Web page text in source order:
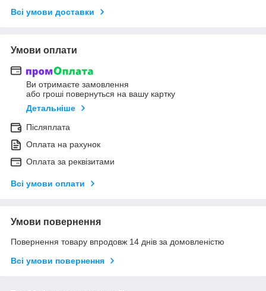
Всі умови доставки
Умови оплати
Ви отримаєте замовлення
або гроші повернуться на вашу картку
Детальніше
Післяплата
Оплата на рахунок
Оплата за реквізитами
Всі умови оплати
Умови повернення
Повернення товару впродовж 14 днів за домовленістю
Всі умови повернення